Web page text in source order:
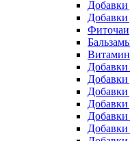
Добавки
Добавки
Фиточаи
Добавки
Добавки
Добавки
Добавки